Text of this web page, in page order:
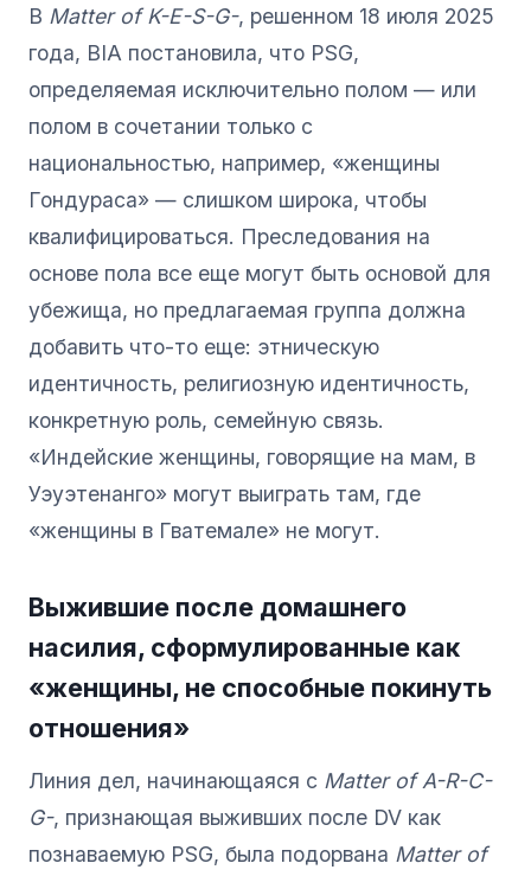
В Matter of K-E-S-G-, решенном 18 июля 2025
года, BIA постановила, что PSG,
определяемая исключительно полом — или
полом в сочетании только с
национальностью, например, «женщины
Гондураса» — слишком широка, чтобы
квалифицироваться. Преследования на
основе пола все еще могут быть основой для
убежища, но предлагаемая группа должна
добавить что-то еще: этническую
идентичность, религиозную идентичность,
конкретную роль, семейную связь.
«Индейские женщины, говорящие на мам, в
Уэуэтенанго» могут выиграть там, где
«женщины в Гватемале» не могут.
Выжившие после домашнего
насилия, сформулированные как
«женщины, не способные покинуть
отношения»
Линия дел, начинающаяся с Matter of A-R-C-
G-, признающая выживших после DV как
познаваемую PSG, была подорвана Matter of